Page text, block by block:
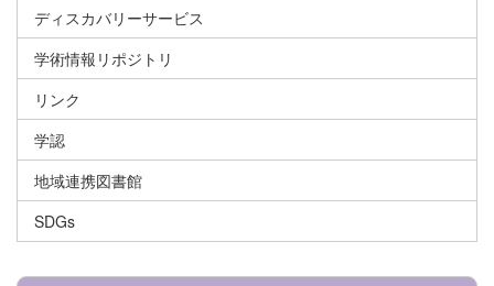
ディスカバリーサービス
学術情報リポジトリ
リンク
学認
地域連携図書館
SDGs